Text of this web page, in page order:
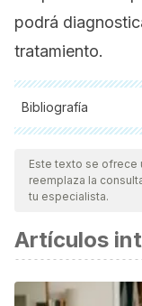
podrá
tratamiento.
Bibliografía
Todas las fuentes
nuestro equipo,
vigencia y validez.
científica.
Hendriekje
Severity in
Este texto se ofrece
reemplaza la
tu especialista.
Artículos